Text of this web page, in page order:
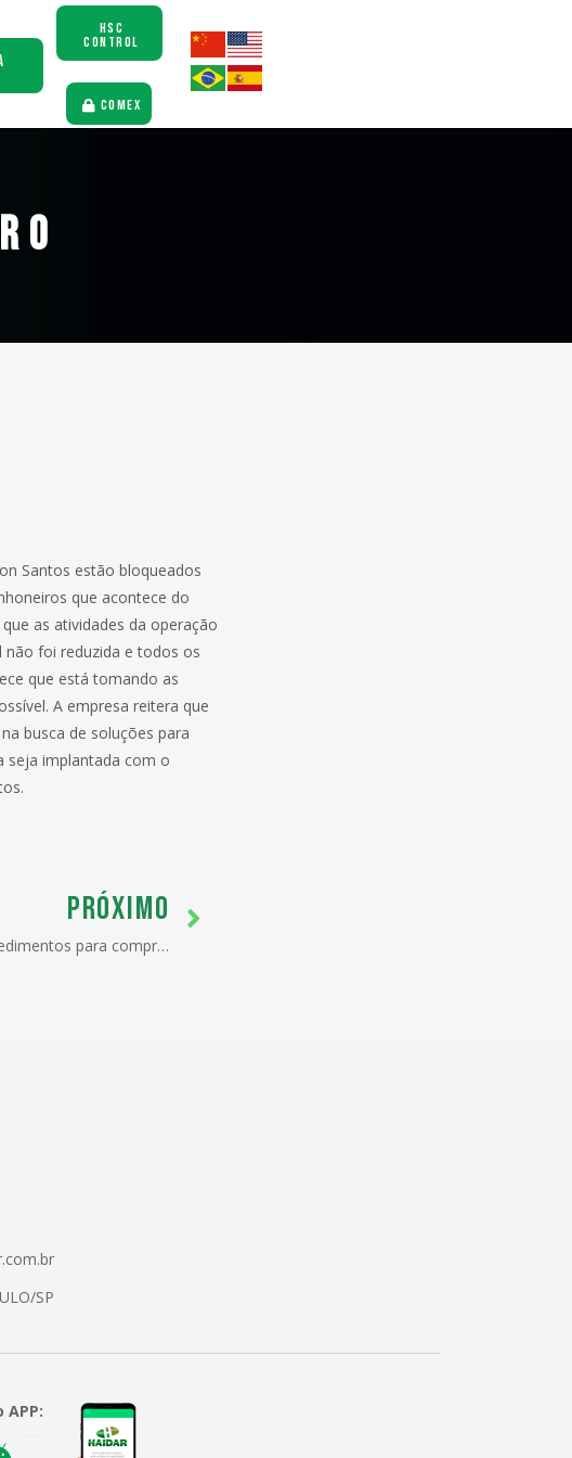
HSC
CONTROL
COMEX
Santos estão bloqueados
que acontece do
as atividades da operação
foi reduzida e todos os
que está tomando as
A empresa reitera que
busca de soluções para
seja implantada com o
PRÓXIMO
Secex simplifica procedimentos para comprovação de origem.
SP
APP: